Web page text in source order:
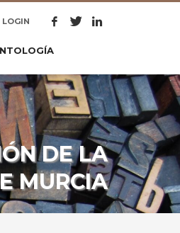
LOGIN
DE LA
MURCIA